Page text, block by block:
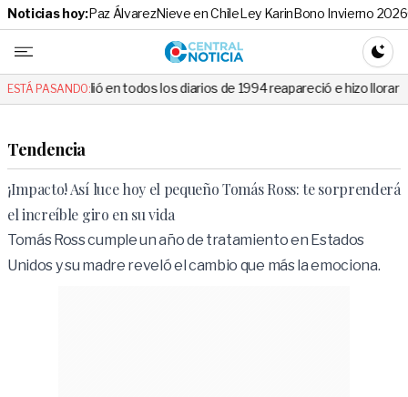
Noticias hoy:Paz ÁlvarezNieve en ChileLey KarinBono Invierno 2026
Central
ESTÁ PASANDO:
todos los diarios de 1994 reapareció e hizo llorar a todos en Canal 13
Tendencia
¡Impacto! Así luce hoy el pequeño Tomás Ross: te sorprenderá
el increíble giro en su vida
Tomás Ross cumple un año de tratamiento en Estados
Unidos y su madre reveló el cambio que más la emociona.